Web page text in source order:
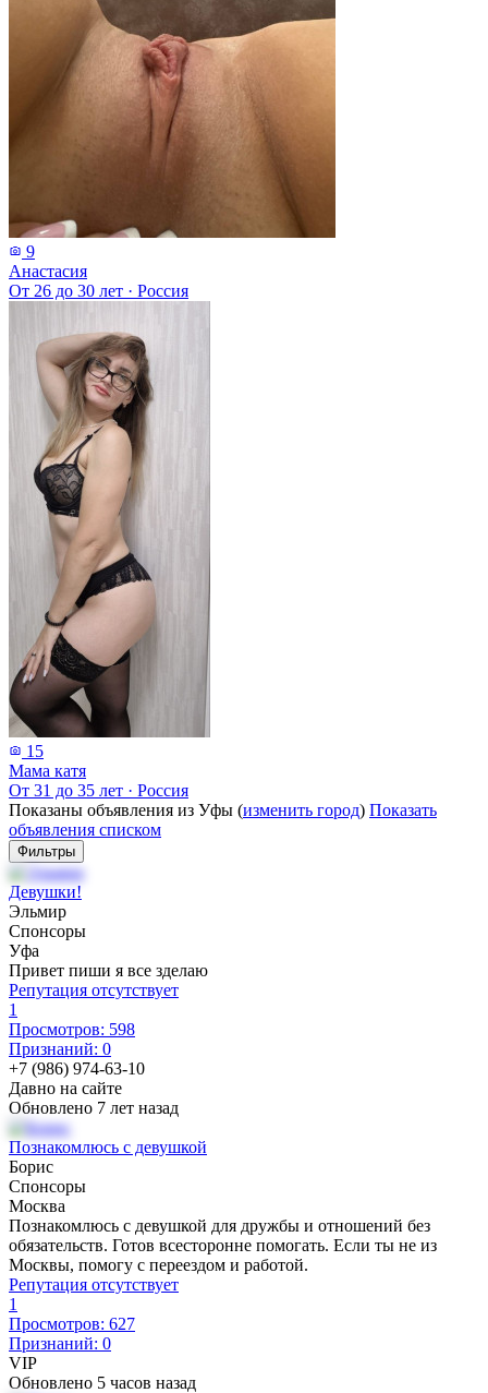
9
Анастасия
От 26 до 30 лет · Россия
15
Мама катя
От 31 до 35 лет · Россия
Показаны объявления из Уфы (изменить город) Показать
объявления списком
Фильтры
Девушки!
Эльмир
Спонсоры
Уфа
Привет пиши я все зделаю
Репутация отсутствует
1
Просмотров: 598
Признаний: 0
+7 (986) 974-63-10
Давно на сайте
Обновлено 7 лет назад
Познакомлюсь с девушкой
Борис
Спонсоры
Москва
Познакомлюсь с девушкой для дружбы и отношений без
обязательств. Готов всесторонне помогать. Если ты не из
Москвы, помогу с переездом и работой.
Репутация отсутствует
1
Просмотров: 627
Признаний: 0
VIP
Обновлено 5 часов назад